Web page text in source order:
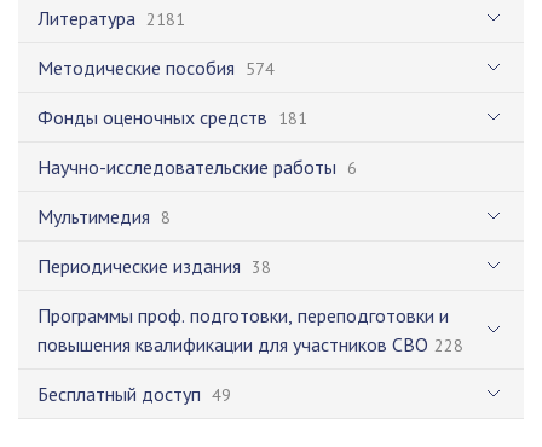
Литература 2181
Методические пособия 574
Фонды оценочных средств 181
Научно-исследовательские работы 6
Мультимедия 8
Периодические издания 38
Программы проф. подготовки, переподготовки и
повышения квалификации для участников СВО 228
Бесплатный доступ 49